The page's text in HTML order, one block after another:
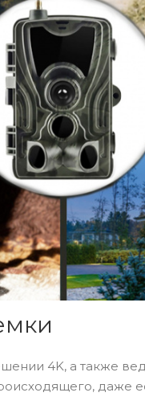
4K, а также
даже